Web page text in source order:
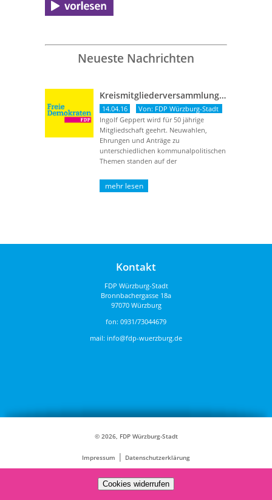
Neueste Nachrichten
Kreismitgliederversammlung vom 13. April 2016
14.04.16
Von: FDP Würzburg-Stadt
Ingolf Geppert wird für 50 jährige
Mitgliedschaft geehrt. Neuwahlen,
Ehrungen und Anträge zu
unterschiedlichen kommunalpolitischen
Themen standen auf der
wurde für seine ...
Kontakt
FDP Würzburg-Stadt
Bronnbachergasse 18a
97070 Würzburg
fon: 0931/73044679
mail: info@fdp-wuerzburg.de
© 2026, FDP Würzburg-Stadt
Impressum | Datenschutzerklärung
Cookies widerrufen